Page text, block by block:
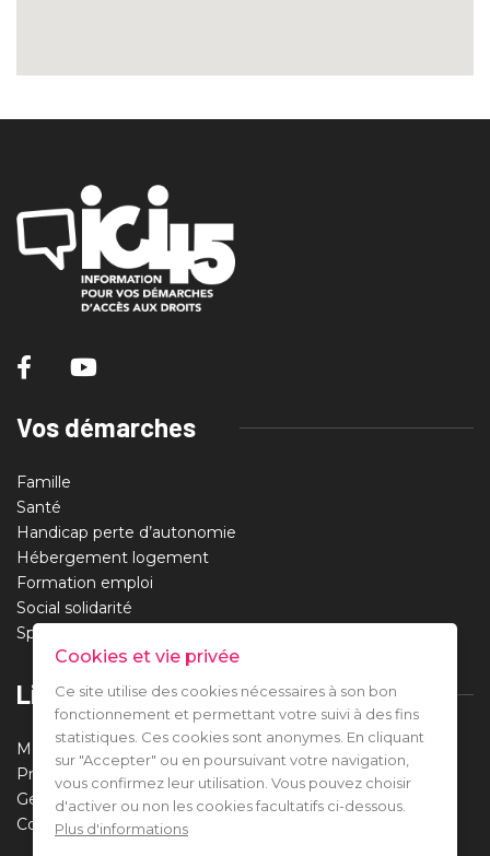
Vos démarches
Famille
Santé
Handicap perte d’autonomie
Hébergement logement
Formation emploi
Social solidarité
Sport santé loisirs
Liens utiles
Mentions légales
Protection des données
Gestion des cookies
Contact
Cookies et vie privée
Ce site utilise des cookies nécessaires à son bon
fonctionnement et permettant votre suivi à des fins
statistiques. Ces cookies sont anonymes. En cliquant
sur "Accepter" ou en poursuivant votre navigation,
vous confirmez leur utilisation. Vous pouvez choisir
d'activer ou non les cookies facultatifs ci-dessous.
Plus d'informations